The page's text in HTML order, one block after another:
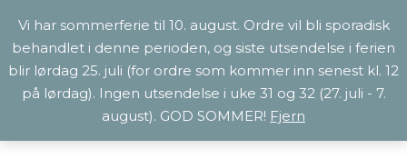
Vi har sommerferie til 10. august. Ordre vil bli sporadisk
behandlet i denne perioden, og siste utsendelse i ferien
blir lørdag 25. juli (for ordre som kommer inn senest kl. 12
på lørdag). Ingen utsendelse i uke 31 og 32 (27. juli - 7.
august). GOD SOMMER! Fjern